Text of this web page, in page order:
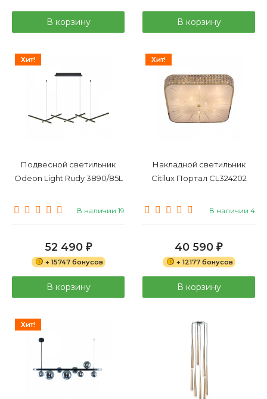
В корзину В корзину
Хит!
Подвесной светильник
Odeon Light Rudy 3890/85L
В наличии 19
52 490 ₽
+ 15747 бонусов
В корзину
Хит!
Накладной светильник
Citilux Портал CL324202
В наличии 4
40 590 ₽
+ 12177 бонусов
В корзину
Хит!